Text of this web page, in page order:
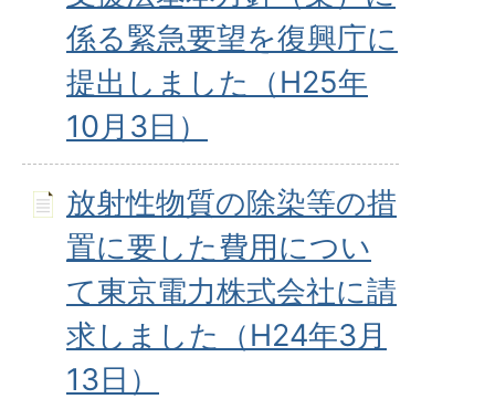
係る緊急要望を復興庁に
提出しました（H25年
10月3日）
放射性物質の除染等の措
置に要した費用につい
て東京電力株式会社に請
求しました（H24年3月
13日）